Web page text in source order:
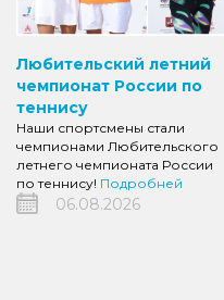
Любительский летний
чемпионат России по
теннису
Наши спортсмены стали
чемпионами Любительского
летнего чемпионата России
по теннису! Подробней
06.08.2026